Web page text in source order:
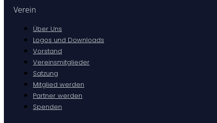
Verein
Über Uns
Logos und Downloads
Vorstand
Vereinsmitglieder
Satzung
Mitglied werden
Partner werden
Spenden